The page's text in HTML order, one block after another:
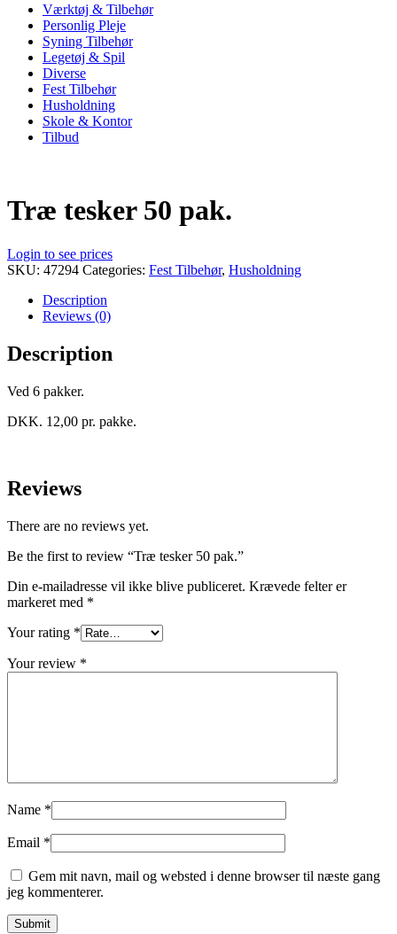
Værktøj & Tilbehør
Personlig Pleje
Syning Tilbehør
Legetøj & Spil
Diverse
Fest Tilbehør
Husholdning
Skole & Kontor
Tilbud
Træ tesker 50 pak.
Login to see prices
SKU: 47294 Categories: Fest Tilbehør, Husholdning
Description
Reviews (0)
Description
Ved 6 pakker.
DKK. 12,00 pr. pakke.
Reviews
There are no reviews yet.
Be the first to review “Træ tesker 50 pak.”
Din e-mailadresse vil ikke blive publiceret. Krævede felter er
markeret med *
Your rating *
Your review *
Name *
Email *
Gem mit navn, mail og websted i denne browser til næste gang
jeg kommenterer.